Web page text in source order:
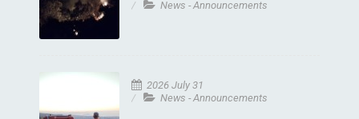
News - Announcements
2026 July 31
News - Announcements